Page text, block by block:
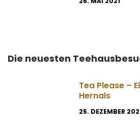
Die neuesten
Tea Please –
Hernals
25. DEZEMBER